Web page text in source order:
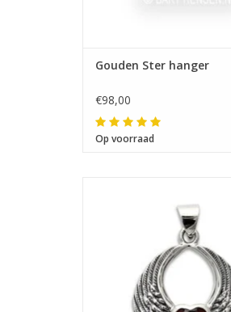
Gouden Ster hanger
€98,00
Op voorraad
Afmeting 24 x 26 mm